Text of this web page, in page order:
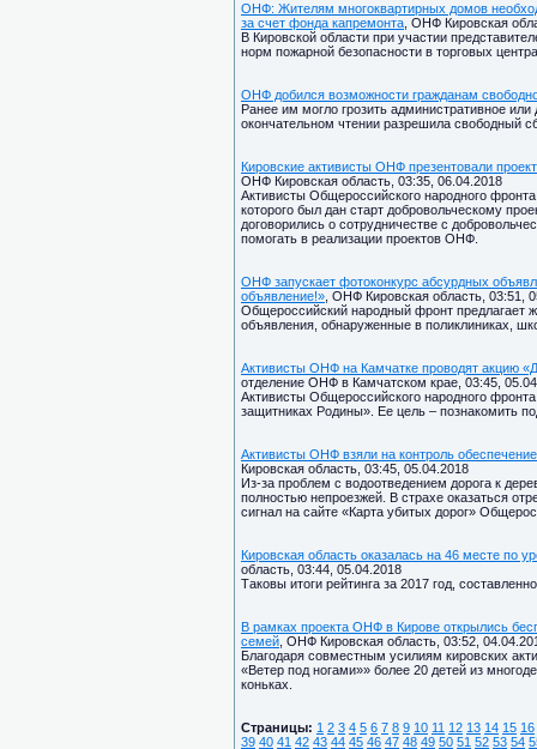
ОНФ: Жителям многоквартирных домов
за счет фонда капремонта , ОНФ Кировская
В Кировской области при участии
норм пожарной безопасности в торговых
ОНФ добился возможности гражданам
Ранее им могло грозить административное
окончательном чтении разрешила свободный
Кировские активисты ОНФ презентовали
ОНФ Кировская область, 03:35, 06.04.2018
Активисты Общероссийского народного
которого был дан старт добровольческому
договорились о сотрудничестве с
помогать в реализации проектов ОНФ.
ОНФ запускает фотоконкурс абсурдных
объявление!» , ОНФ Кировская область, 03:51,
Общероссийский народный фронт предлагает
объявления, обнаруженные в поликлиниках,
Активисты ОНФ на Камчатке проводят акцию
отделение ОНФ в Камчатском крае, 03:45,
Активисты Общероссийского народного
защитниках Родины». Ее цель – познакомить
Активисты ОНФ взяли на контроль
Кировская область, 03:45, 05.04.2018
Из-за проблем с водоотведением дорога к
полностью непроезжей. В страхе оказаться
сигнал на сайте «Карта убитых дорог»
Кировская область оказалась на 46 месте по
область, 03:44, 05.04.2018
Таковы итоги рейтинга за 2017 год,
В рамках проекта ОНФ в Кирове открылись
семей , ОНФ Кировская область, 03:52,
Благодаря совместным усилиям кировских
«Ветер под ногами»» более 20 детей из
коньках.
Страницы: 1 2 3 4 5 6 7 8 9 10 11 12 13 14 15 16
39 40 41 42 43 44 45 46 47 48 49 50 51 52 53 54